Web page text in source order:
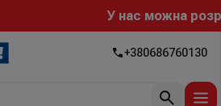
У нас можна
+380686760130